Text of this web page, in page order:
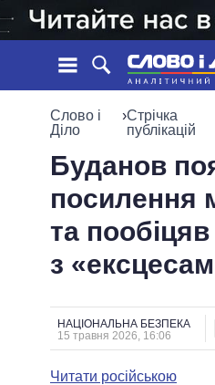
ПОДІЇ
СТАТТІ
ДУМКИ
ОГЛЯДИ
УСІ ПОЛІТИКИ
ПРЕЗИДЕНТ І ОФІС
КАБІНЕТ МІНІСТРІВ
ГОЛОВИ
МЕРИ МІСТ
Слово і
Діло
›Стрічка
публікацій
Буданов
посилення
та
з
НАЦІОНАЛЬНА БЕЗПЕКА
15 травня 2026, 16:06
Читати російською